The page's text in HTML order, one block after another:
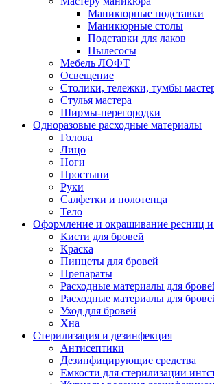
Маникюрные подставки
Маникюрные столы
Подставки для лаков
Пылесосы
Мебель ЛОФТ
Освещение
Столики, тележки, тумбы
Стулья мастера
Ширмы-перегородки
Одноразовые расходные материалы
Голова
Лицо
Ноги
Простыни
Руки
Салфетки и полотенца
Тело
Оформление и окрашивание ресниц и
Кисти для бровей
Краска
Пинцеты для бровей
Препараты
Расходные материалы для
Расходные материалы для
Уход для бровей
Хна
Стерилизация и дезинфекция
Антисептики
Дезинфицирующие средства
Емкости для стерилизации